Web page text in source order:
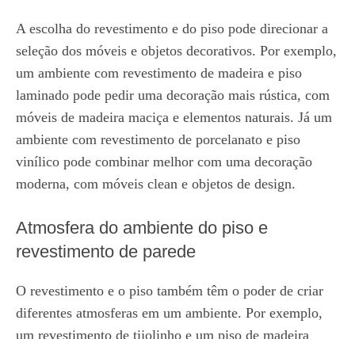
A escolha do revestimento e do piso pode direcionar a
seleção dos móveis e objetos decorativos. Por exemplo,
um ambiente com revestimento de madeira e piso
laminado pode pedir uma decoração mais rústica, com
móveis de madeira maciça e elementos naturais. Já um
ambiente com revestimento de porcelanato e piso
vinílico pode combinar melhor com uma decoração
moderna, com móveis clean e objetos de design.
Atmosfera do ambiente do piso e
revestimento de parede
O revestimento e o piso também têm o poder de criar
diferentes atmosferas em um ambiente. Por exemplo,
um revestimento de tijolinho e um piso de madeira